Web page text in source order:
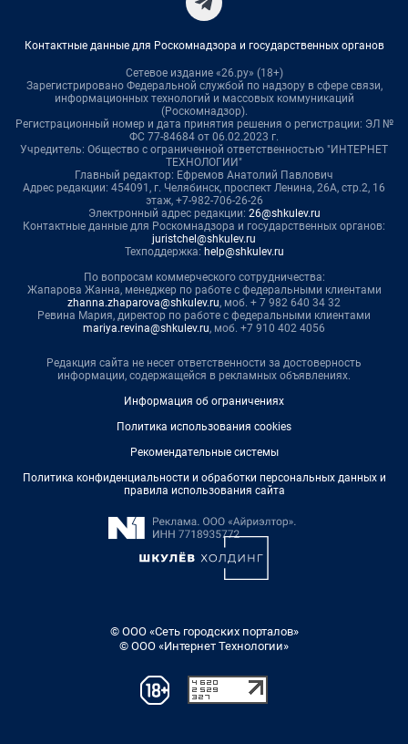
Контактные данные для Роскомнадзора и государственных органов
Сетевое издание «26.ру» (18+)
Зарегистрировано Федеральной службой по надзору в сфере связи,
информационных технологий и массовых коммуникаций
(Роскомнадзор).
Регистрационный номер и дата принятия решения о регистрации: ЭЛ №
ФС 77-84684 от 06.02.2023 г.
Учредитель: Общество с ограниченной ответственностью "ИНТЕРНЕТ
ТЕХНОЛОГИИ"
Главный редактор: Ефремов Анатолий Павлович
Адрес редакции: 454091, г. Челябинск, проспект Ленина, 26А, стр.2, 16
этаж, +7-982-706-26-26
Электронный адрес редакции: 26@shkulev.ru
Контактные данные для Роскомнадзора и государственных органов:
juristchel@shkulev.ru
Техподдержка: help@shkulev.ru
По вопросам коммерческого сотрудничества:
Жапарова Жанна, менеджер по работе с федеральными клиентами
zhanna.zhaparova@shkulev.ru, моб. + 7 982 640 34 32
Ревина Мария, директор по работе с федеральными клиентами
mariya.revina@shkulev.ru, моб. +7 910 402 4056
Редакция сайта не несет ответственности за достоверность
информации, содержащейся в рекламных объявлениях.
Информация об ограничениях
Политика использования cookies
Рекомендательные системы
Политика конфиденциальности и обработки персональных данных и
правила использования сайта
© ООО «Сеть городских порталов»
© ООО «Интернет Технологии»